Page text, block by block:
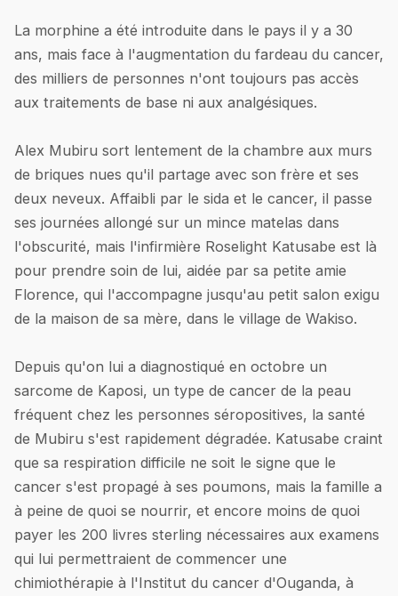
La morphine a été introduite dans le pays il y a 30
ans, mais face à l'augmentation du fardeau du cancer,
des milliers de personnes n'ont toujours pas accès
aux traitements de base ni aux analgésiques.
Alex Mubiru sort lentement de la chambre aux murs
de briques nues qu'il partage avec son frère et ses
deux neveux. Affaibli par le sida et le cancer, il passe
ses journées allongé sur un mince matelas dans
l'obscurité, mais l'infirmière Roselight Katusabe est là
pour prendre soin de lui, aidée par sa petite amie
Florence, qui l'accompagne jusqu'au petit salon exigu
de la maison de sa mère, dans le village de Wakiso.
Depuis qu'on lui a diagnostiqué en octobre un
sarcome de Kaposi, un type de cancer de la peau
fréquent chez les personnes séropositives, la santé
de Mubiru s'est rapidement dégradée. Katusabe craint
que sa respiration difficile ne soit le signe que le
cancer s'est propagé à ses poumons, mais la famille a
à peine de quoi se nourrir, et encore moins de quoi
payer les 200 livres sterling nécessaires aux examens
qui lui permettraient de commencer une
chimiothérapie à l'Institut du cancer d'Ouganda, à